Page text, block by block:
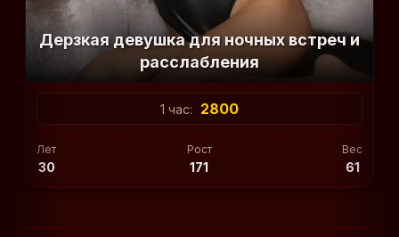
Дерзкая девушка для ночных встреч и
расслабления
1 час: 2800
Лет
30
Рост
171
Вес
61